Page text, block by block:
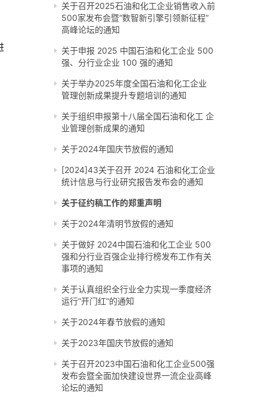
关于召开2025石油和化工企业销售收入前
500家发布会暨“数智新引擎引领新征程”
高峰论坛的通知
关于申报 2025 中国石油和化工企业 500
强、分行业企业 100 强的通知
关于举办2025年度全国石油和化工企业
管理创新成果提升专题培训的通知
关于组织申报第十八届全国石油和化工 企
业管理创新成果的通知
关于2024年国庆节放假的通知
[2024]43关于召开 2024 石油和化工企业
统计信息与行业研究报告发布会的通知
关于征约稿工作的郑重声明
关于2024年清明节放假的通知
关于做好 2024中国石油和化工企业 500
强和分行业百强企业排行榜发布工作有关
事项的通知
关于认真组织全行业全力实现一季度经济
运行“开门红”的通知
关于2024年春节放假的通知
关于2023年国庆节放假的通知
关于召开2023中国石油和化工企业500强
发布会暨全面加快建设世界一流企业高峰
论坛的通知